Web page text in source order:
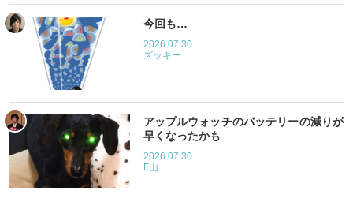
今回も…
2026.07.30
ズッキー
アップルウォッチのバッテリーの減りが
早くなったかも
2026.07.30
F山